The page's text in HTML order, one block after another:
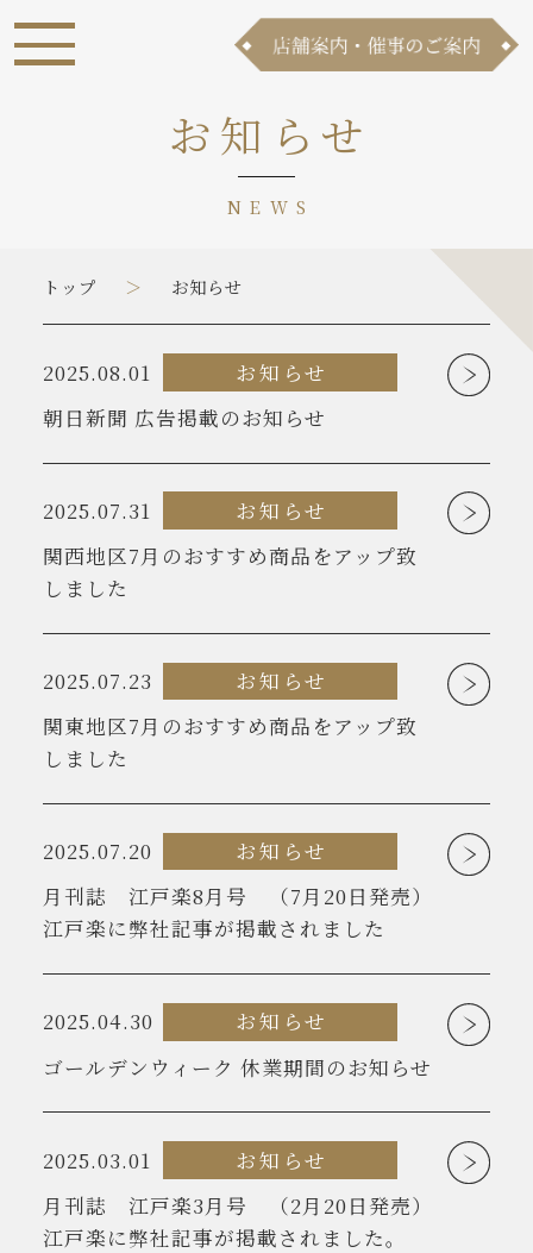
お知らせ
NEWS
トップ お知らせ
2025.08.01
お知らせ
朝日新聞 広告掲載のお知らせ
2025.07.31
お知らせ
関西地区7月のおすすめ商品をアップ致
しました
2025.07.23
お知らせ
関東地区7月のおすすめ商品をアップ致
しました
2025.07.20
お知らせ
月刊誌 江戸楽8月号 （7月20日発売）
江戸楽に弊社記事が掲載されました
2025.04.30
お知らせ
ゴールデンウィーク 休業期間のお知らせ
2025.03.01
お知らせ
月刊誌 江戸楽3月号 （2月20日発売）
江戸楽に弊社記事が掲載されました。